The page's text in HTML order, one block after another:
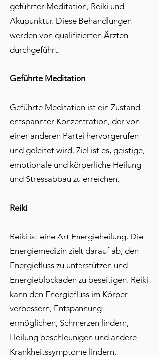
geführter Meditation, Reiki und
Akupunktur. Diese Behandlungen
werden von qualifizierten Ärzten
durchgeführt.
Geführte Meditation
Geführte Meditation ist ein Zustand
entspannter Konzentration, der von
einer anderen Partei hervorgerufen
und geleitet wird. Ziel ist es, geistige,
emotionale und körperliche Heilung
und Stressabbau zu erreichen.
Reiki
Reiki ist eine Art Energieheilung. Die
Energiemedizin zielt darauf ab, den
Energiefluss zu unterstützen und
Energieblockaden zu beseitigen. Reiki
kann den Energiefluss im Körper
verbessern, Entspannung
ermöglichen, Schmerzen lindern,
Heilung beschleunigen und andere
Krankheitssymptome lindern.